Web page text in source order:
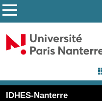
IDHES-Nanterre